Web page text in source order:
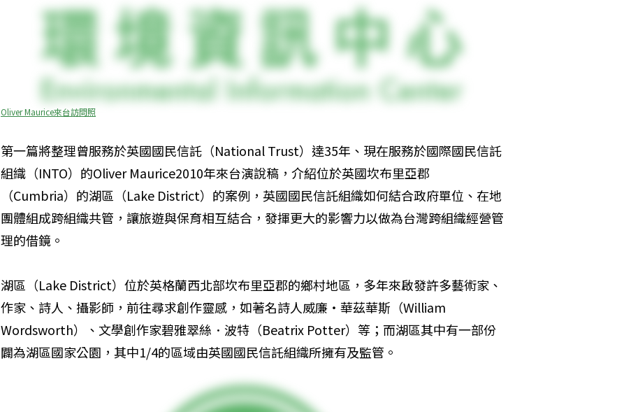
Oliver Maurice來台訪問照
第一篇將整理曾服務於英國國民信託（National Trust）達35年、現在服務於國際國民信託
組織（INTO）的Oliver Maurice2010年來台演說稿，介紹位於英國坎布里亞郡
（Cumbria）的湖區（Lake District）的案例，英國國民信託組織如何結合政府單位、在地
團體組成跨組織共管，讓旅遊與保育相互結合，發揮更大的影響力以做為台灣跨組織經營管
理的借鏡。
湖區（Lake District）位於英格蘭西北部坎布里亞郡的鄉村地區，多年來啟發許多藝術家、
作家、詩人、攝影師，前往尋求創作靈感，如著名詩人威廉‧華茲華斯（William
Wordsworth）、文學創作家碧雅翠絲．波特（Beatrix Potter）等；而湖區其中有一部份
闢為湖區國家公園，其中1/4的區域由英國國民信託組織所擁有及監管。